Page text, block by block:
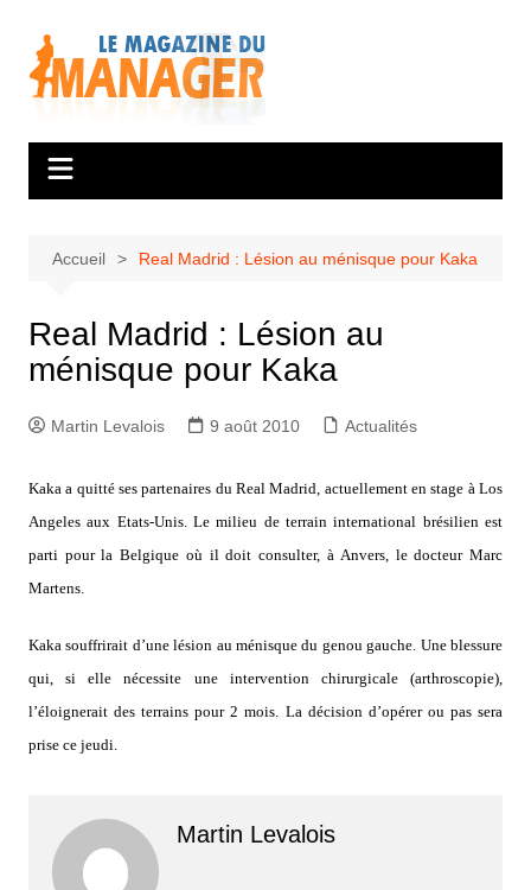
contenu
Accueil Real Madrid : Lésion au ménisque pour Kaka
Real Madrid : Lésion au
ménisque pour Kaka
Martin Levalois 9 août 2010 Actualités
Kaka a quitté ses partenaires du Real Madrid, actuellement en stage à Los
Angeles aux Etats-Unis. Le milieu de terrain international brésilien est
parti pour la Belgique où il doit consulter, à Anvers, le docteur Marc
Martens.
Kaka souffrirait d’une lésion au ménisque du genou gauche. Une blessure
qui, si elle nécessite une intervention chirurgicale (arthroscopie),
l’éloignerait des terrains pour 2 mois. La décision d’opérer ou pas sera
prise ce jeudi.
Martin Levalois